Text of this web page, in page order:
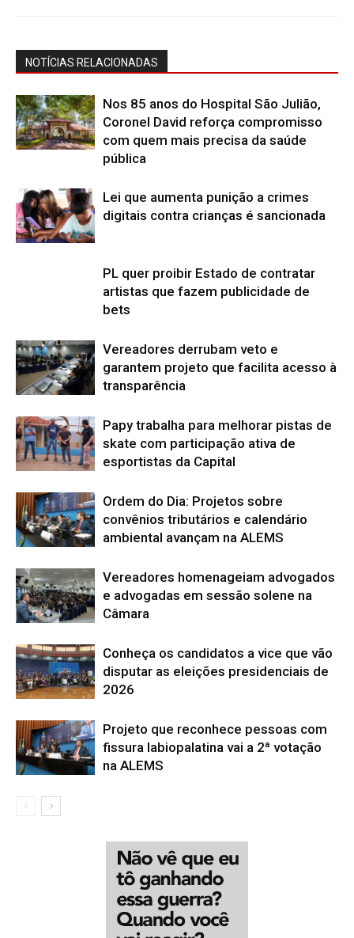
NOTÍCIAS RELACIONADAS
Nos 85 anos do Hospital São Julião,
Coronel David reforça compromisso
com quem mais precisa da saúde
pública
Lei que aumenta punição a crimes
digitais contra crianças é sancionada
PL quer proibir Estado de contratar
artistas que fazem publicidade de
bets
Vereadores derrubam veto e
garantem projeto que facilita acesso à
transparência
Papy trabalha para melhorar pistas de
skate com participação ativa de
esportistas da Capital
Ordem do Dia: Projetos sobre
convênios tributários e calendário
ambiental avançam na ALEMS
Vereadores homenageiam advogados
e advogadas em sessão solene na
Câmara
Conheça os candidatos a vice que vão
disputar as eleições presidenciais de
2026
Projeto que reconhece pessoas com
fissura labiopalatina vai a 2ª votação
na ALEMS